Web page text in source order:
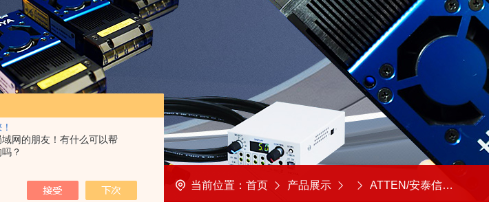
网的朋友！有什么可以帮
？
当前位置： 首页 产品展示 ATTEN/安泰信